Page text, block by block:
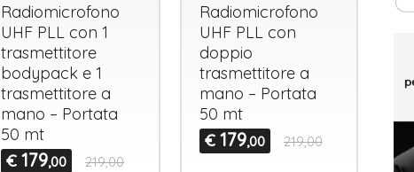
Radiomicrofono
UHF PLL con 1
trasmettitore
bodypack e 1
trasmettitore a
mano – Portata
50 mt
€ 179,00 219,00
Radiomicrofono
UHF PLLcon
doppio
trasmettitore a
mano – Portata
50 mt
€ 179,00 219,00